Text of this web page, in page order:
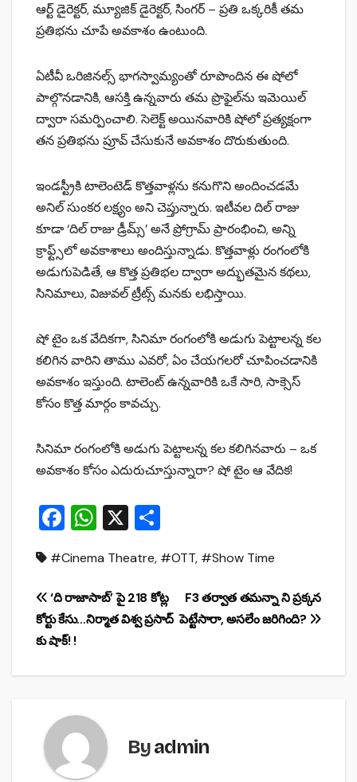
ఆర్ట్ డైరెక్టర్, మ్యూజిక్ డైరెక్టర్, సింగర్ – ప్రతి ఒక్కరికీ తమ
ప్రతిభను చూపే అవకాశం ఉంటుంది.
ఏటీవీ ఒరిజినల్స్ భాగస్వామ్యంతో రూపొందిన ఈ షోలో
పాల్గొనడానికి, ఆసక్తి ఉన్నవారు తమ ప్రొఫైల్‌ను ఇమెయిల్
ద్వారా సమర్పించాలి. సెలెక్ట్ అయినవారికి షోలో ప్రత్యక్షంగా
తన ప్రతిభను ప్రూవ్ చేసుకునే అవకాశం దొరుకుతుంది.
ఇండస్ట్రీకి టాలెంటెడ్ కొత్తవాళ్లను కనుగొని అందించడమే
అనిల్ సుంకర లక్ష్యం అని చెప్తున్నారు. ఇటీవల దిల్ రాజు
కూడా ‘దిల్ రాజు డ్రీమ్స్’ అనే ప్రోగ్రామ్ ప్రారంభించి, అన్ని
క్రాఫ్ట్స్‌లో అవకాశాలు అందిస్తున్నాడు. కొత్తవాళ్లు రంగంలోకి
అడుగుపెడితే, ఆ కొత్త ప్రతిభల ద్వారా అద్భుతమైన కథలు,
సినిమాలు, విజువల్ ట్రీట్స్ మనకు లభిస్తాయి.
షో టైం ఒక వేదికగా, సినిమా రంగంలోకి అడుగు పెట్టాలన్న కల
కలిగిన వారిని తాము ఎవరో, ఏం చేయగలరో చూపించడానికి
అవకాశం ఇస్తుంది. టాలెంట్ ఉన్నవారికి ఒకే సారి, సాక్సెస్
కోసం కొత్త మార్గం కావచ్చు.
సినిమా రంగంలోకి అడుగు పెట్టాలన్న కల కలిగినవారు – ఒక
అవకాశం కోసం ఎదురుచూస్తున్నారా? షో టైం ఆ వేదిక!
F
c
e
b
o
o
W
at
s
A
p
X
ar
e
#Cinema Theatre, #OTT, #Show Time
Post
navigation
F3 తర్వాత తమన్నా ని ప్రక్కన
పెట్టేసారా, అసలేం జరిగింది?
‘ది రాజాసాబ్’ పై 218 కోట్ల
కోర్టు కేసు…నిర్మాత విశ్వ ప్రసాద్
కు షాక్! !
Byadmin